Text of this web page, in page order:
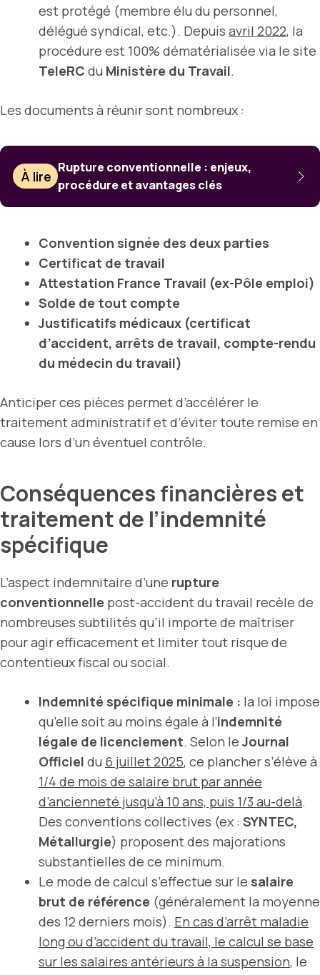
est protégé (membre élu du personnel,
délégué syndical, etc.). Depuis avril 2022, la
procédure est 100% dématérialisée via le site
TeleRC du Ministère du Travail.
Les documents à réunir sont nombreux :
À lire
Rupture conventionnelle : enjeux,
procédure et avantages clés
Convention signée des deux parties
Certificat de travail
Attestation France Travail (ex-Pôle emploi)
Solde de tout compte
Justificatifs médicaux (certificat
d’accident, arrêts de travail, compte-rendu
du médecin du travail)
Anticiper ces pièces permet d’accélérer le
traitement administratif et d’éviter toute remise en
cause lors d’un éventuel contrôle.
Conséquences financières et
traitement de l’indemnité
spécifique
L’aspect indemnitaire d’une rupture
conventionnelle post-accident du travail recèle de
nombreuses subtilités qu’il importe de maîtriser
pour agir efficacement et limiter tout risque de
contentieux fiscal ou social.
Indemnité spécifique minimale : la loi impose
qu’elle soit au moins égale à l’indemnité
légale de licenciement. Selon leJournal
Officiel du 6 juillet 2025, ce plancher s’élève à
1/4 de mois de salaire brut par année
d’ancienneté jusqu’à 10 ans, puis 1/3 au-delà.
Des conventions collectives (ex : SYNTEC,
Métallurgie) proposent des majorations
substantielles de ce minimum.
Le mode de calcul s’effectue sur le salaire
brut de référence (généralement la moyenne
des 12 derniers mois). En cas d’arrêt maladie
long ou d’accident du travail, le calcul se base
sur les salaires antérieurs à la suspension, le